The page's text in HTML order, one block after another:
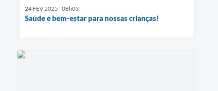
24 FEV 2025 - 08h03
Saúde e bem-estar para nossas crianças!